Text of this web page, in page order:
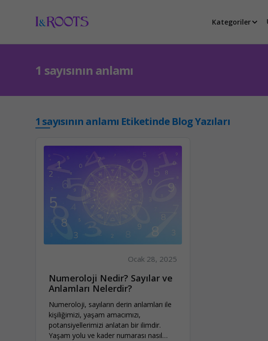
Kategoriler
1 sayısının anlamı
1 sayısının anlamı Etiketinde Blog Yazıları
Ocak 28, 2025
Numeroloji Nedir? Sayılar ve
Anlamları Nelerdir?
Numeroloji, sayıların derin anlamları ile
kişiliğimizi, yaşam amacımızı,
potansiyellerimizi anlatan bir ilimdir.
Yaşam yolu ve kader numarası nasıl